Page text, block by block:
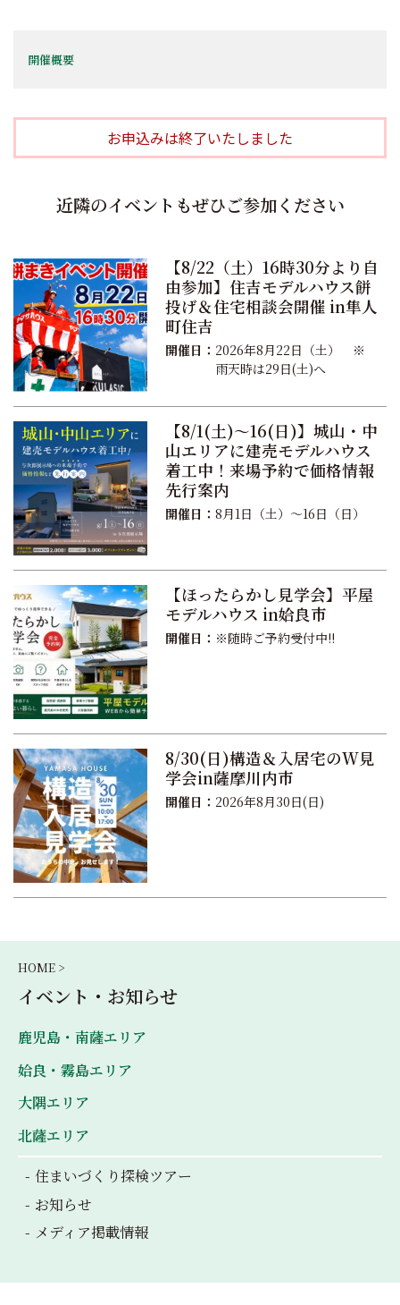
開催概要
お申込みは終了いたしました
近隣のイベントもぜひご参加ください
【8/22（土）16時30分より自
由参加】住吉モデルハウス餅
投げ＆住宅相談会開催 in隼人
町住吉
開催日： 2026年8月22日（土） ※
雨天時は29日(土)へ
【8/1(土)〜16(日)】城山・中
山エリアに建売モデルハウス
着工中！来場予約で価格情報
先行案内
開催日： 8月1日（土）〜16日（日）
【ほったらかし見学会】平屋
モデルハウス in姶良市
開催日： ※随時ご予約受付中!!
8/30(日)構造＆入居宅のW見
学会in薩摩川内市
開催日： 2026年8月30日(日)
HOME >
イベント・お知らせ
鹿児島・南薩エリア
姶良・霧島エリア
大隅エリア
北薩エリア
住まいづくり探検ツアー
お知らせ
メディア掲載情報